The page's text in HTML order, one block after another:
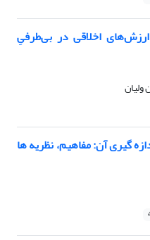
اخلاقی در بی‌طرفیِ
ولیان
گیری آن: مفاهیم، نظریه ها